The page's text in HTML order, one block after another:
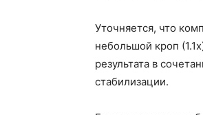
Уточняется, что
небольшой кроп
результата в
стабилизации.